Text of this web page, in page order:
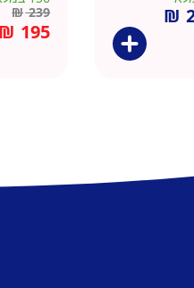
₪
₪239
₪ 195